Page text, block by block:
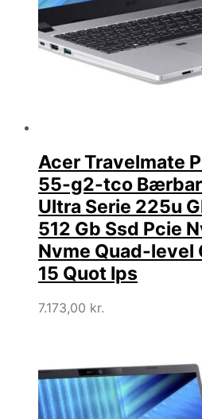
Acer Travelmate
55-g2-tco Bærbar
Ultra Serie 225u
512 Gb Ssd Pcie
Nvme Quad-level
15 Quot Ips
7.173,00 kr.